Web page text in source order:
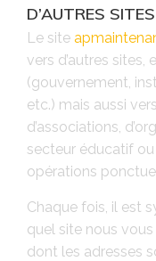
D’AUTRES SITES
Le site
vers d’autres
(gouvernement,
etc.) mais aussi
d’associations,
secteur éducatif ou
opérations
Chaque fois, il est
quel site nous vous
dont les adresses